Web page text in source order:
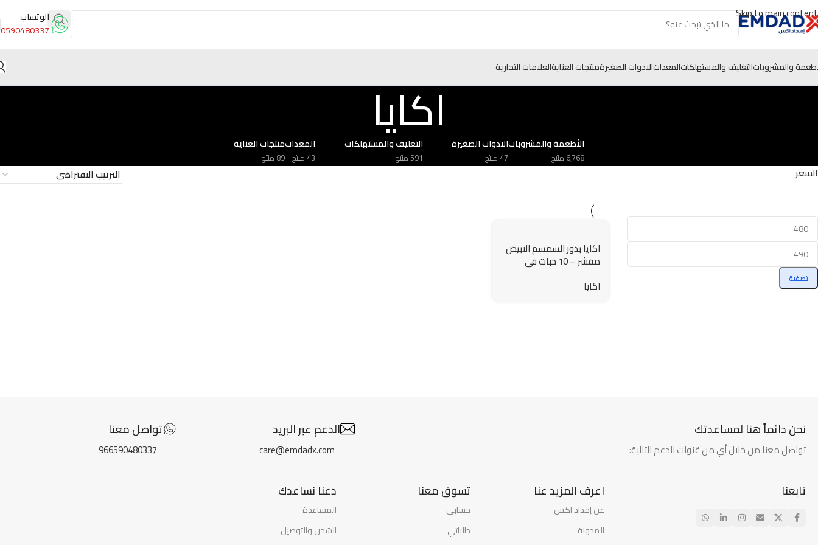
Skip to main content
الوتساب
0590480337
والمشروباتالتغليف والمستهلكاتالمعداتالادوات الصغيرةمنتجات العنايةالعلامات التجارية
اكايا الأطعمة والمشروبات
6٬768 منتج
الادوات الصغيرة
47 منتج
التغليف والمستهلكات
591 منتج
المعدات
43 منتج
منتجات العناية
89 منتج
السعر
تصفية
اكايا بذور السمسم الابيض
مقشر – 10 حبات في
اكايا
نحن دائماً هنا لمساعدتك
تواصل معنا من خلال أي من قنوات الدعم التالية:
الدعم عبر البريد
care@emdadx.com
تواصل معنا
966590480337
تابعنا اعرف المزيد عنا
عن إمداد اكس
المدونة
تسوق معنا
حسابي
طلباتي
دعنا نساعدك
المساعدة
الشحن والتوصيل